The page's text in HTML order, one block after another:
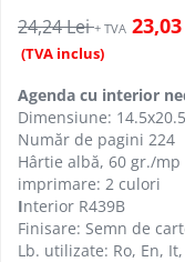
24,24 Lei+ TVA
(TVA inclus)
Agenda cu interior
Dimensiune:
Număr de pagini 224
Hârtie albă, 60 gr./mp
imprimare: 2 culori
Interior R439B
Finisare: Semn de
Lb. utilizate: Ro, En, It,